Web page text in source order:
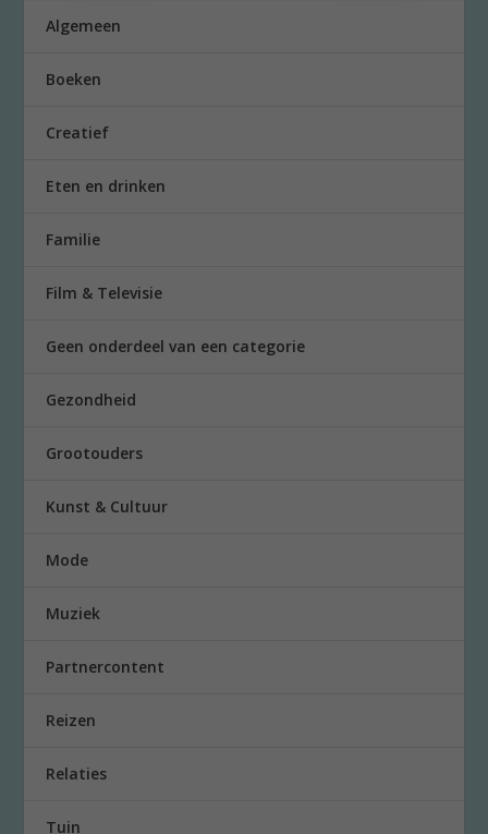
Algemeen
Boeken
Creatief
Eten en drinken
Familie
Film & Televisie
Geen onderdeel van een categorie
Gezondheid
Grootouders
Kunst & Cultuur
Mode
Muziek
Partnercontent
Reizen
Relaties
Tuin